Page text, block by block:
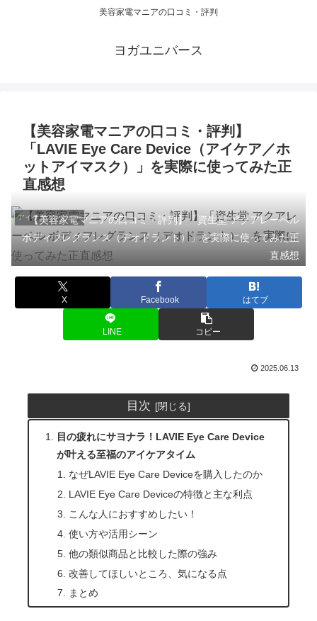
美容家電マニアの口コミ・評判
ヨガユニバース
【美容家電マニアの口コミ・評判】
「LAVIE Eye Care Device（アイケア／ホ
ットアイマスク）」を実際に使ってみた正
直感想
アイケアのレビュー
【美容家電マニアの口コミ・評判】「資生堂 アクアレーベル
ボディフレグランス（デオドラント）」を実際に使ってみた正
直感想
X Facebook はてブ
LINE コピー
2025.06.13
目次
目の疲れにサヨナラ！LAVIE Eye Care Device
が叶える至福のアイケアタイム
なぜLAVIE Eye Care Deviceを購入したのか
LAVIE Eye Care Deviceの特徴と主な利点
こんな人におすすめしたい！
使い方や活用シーン
他の類似商品と比較した際の強み
改善してほしいところ、気になる点
まとめ